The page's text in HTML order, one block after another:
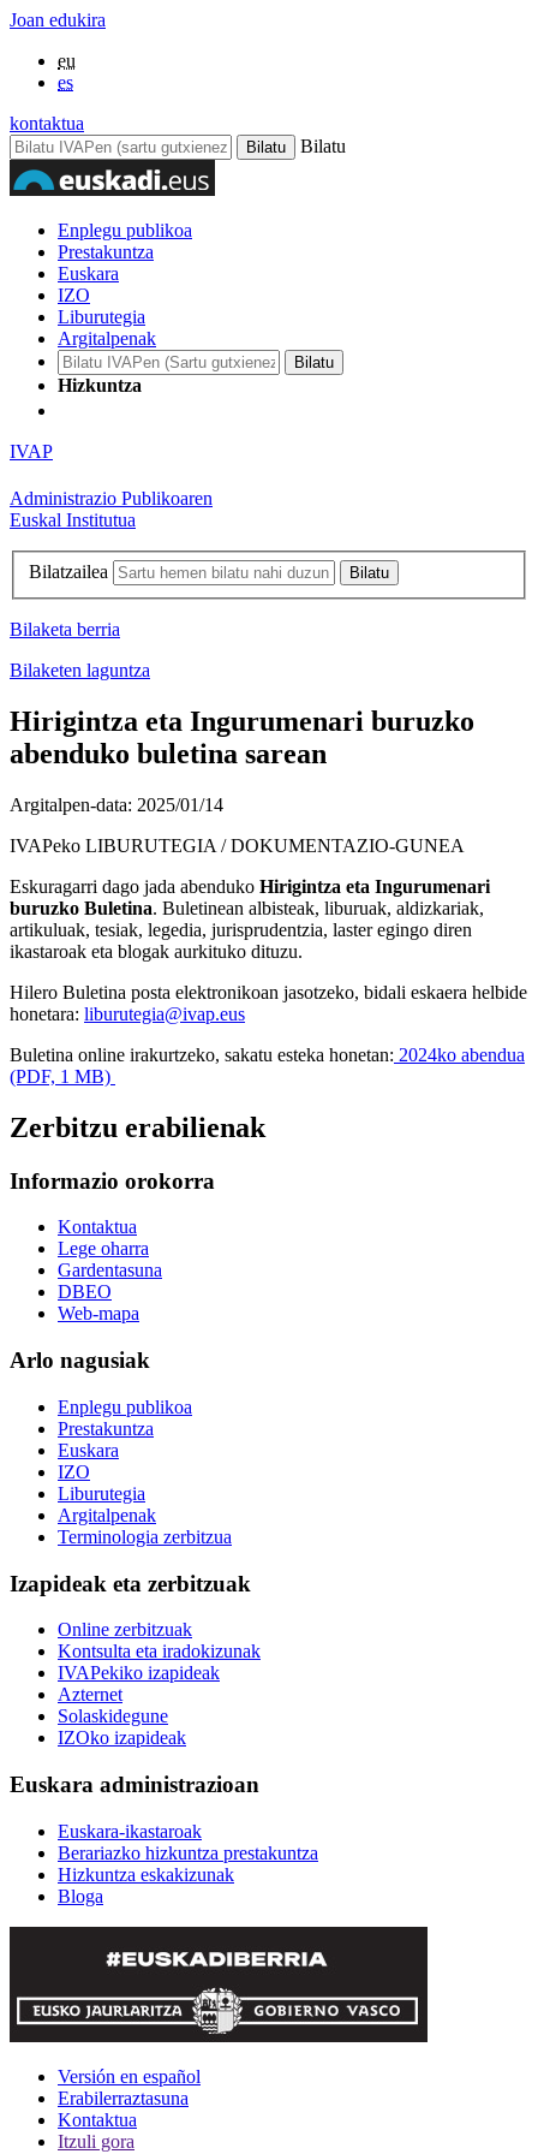
Joan edukira
eu
es
kontaktua
Bilatu
Enplegu publikoa
Prestakuntza
Euskara
IZO
Liburutegia
Argitalpenak
Hizkuntza
IVAP
Administrazio Publikoaren
Euskal Institutua
Bilatzailea
Bilaketa berria
Bilaketen laguntza
Hirigintza eta Ingurumenari buruzko
abenduko buletina sarean
Argitalpen-data: 2025/01/14
IVAPeko LIBURUTEGIA / DOKUMENTAZIO-GUNEA
Eskuragarri dago jada abenduko Hirigintza eta Ingurumenari
buruzko Buletina. Buletinean albisteak, liburuak, aldizkariak,
artikuluak, tesiak, legedia, jurisprudentzia, laster egingo diren
ikastaroak eta blogak aurkituko dituzu.
Hilero Buletina posta elektronikoan jasotzeko, bidali eskaera helbide
honetara: liburutegia@ivap.eus
Buletina online irakurtzeko, sakatu esteka honetan: 2024ko abendua
(PDF, 1 MB)
Zerbitzu erabilienak
Informazio orokorra
Kontaktua
Lege oharra
Gardentasuna
DBEO
Web-mapa
Arlo nagusiak
Enplegu publikoa
Prestakuntza
Euskara
IZO
Liburutegia
Argitalpenak
Terminologia zerbitzua
Izapideak eta zerbitzuak
Online zerbitzuak
Kontsulta eta iradokizunak
IVAPekiko izapideak
Azternet
Solaskidegune
IZOko izapideak
Euskara administrazioan
Euskara-ikastaroak
Berariazko hizkuntza prestakuntza
Hizkuntza eskakizunak
Bloga
Versión en español
Erabilerraztasuna
Kontaktua
Itzuli gora